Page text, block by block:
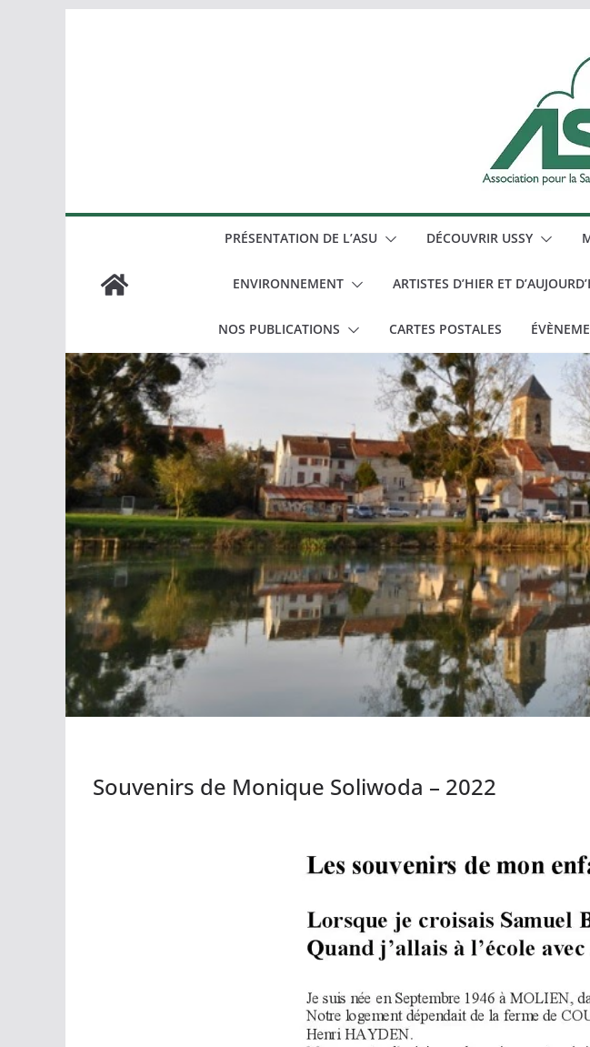
PRÉSENTATION DE L’ASU DÉCOUVRIR USSY
ENVIRONNEMENT ARTISTES D’HIER ET
NOS PUBLICATIONS CARTES POSTALES
Souvenirs de Monique Soliwoda – 2022